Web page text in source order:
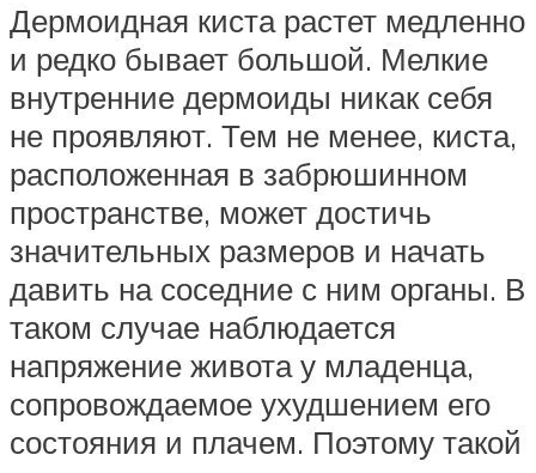
Дермоидная киста растет медленно
и редко бывает большой. Мелкие
внутренние дермоиды никак себя
не проявляют. Тем не менее, киста,
расположенная в забрюшинном
пространстве, может достичь
значительных размеров и начать
давить на соседние с ним органы. В
таком случае наблюдается
напряжение живота у младенца,
сопровождаемое ухудшением его
состояния и плачем. Поэтому такой